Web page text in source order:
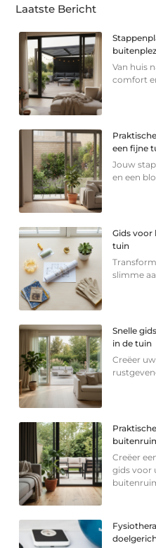
Laatste Bericht
Van huis
comfort
een fijne
Jouw
en een
Gids voor
tuin
slimme
Snelle
in de tuin
Creëer
Creëer
gids voor